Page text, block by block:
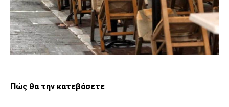
Πώς θα την κατεβάσετε